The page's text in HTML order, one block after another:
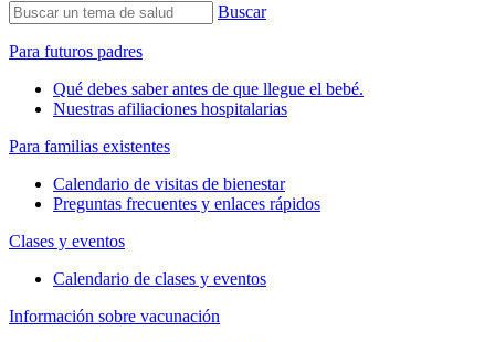
Buscar
Para futuros padres
Qué debes saber antes de que llegue el bebé.
Nuestras afiliaciones hospitalarias
Para familias existentes
Calendario de visitas de bienestar
Preguntas frecuentes y enlaces rápidos
Clases y eventos
Calendario de clases y eventos
Información sobre vacunación